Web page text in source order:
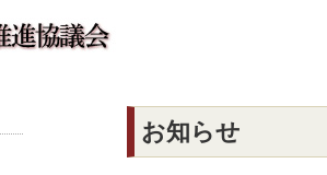
お知らせ